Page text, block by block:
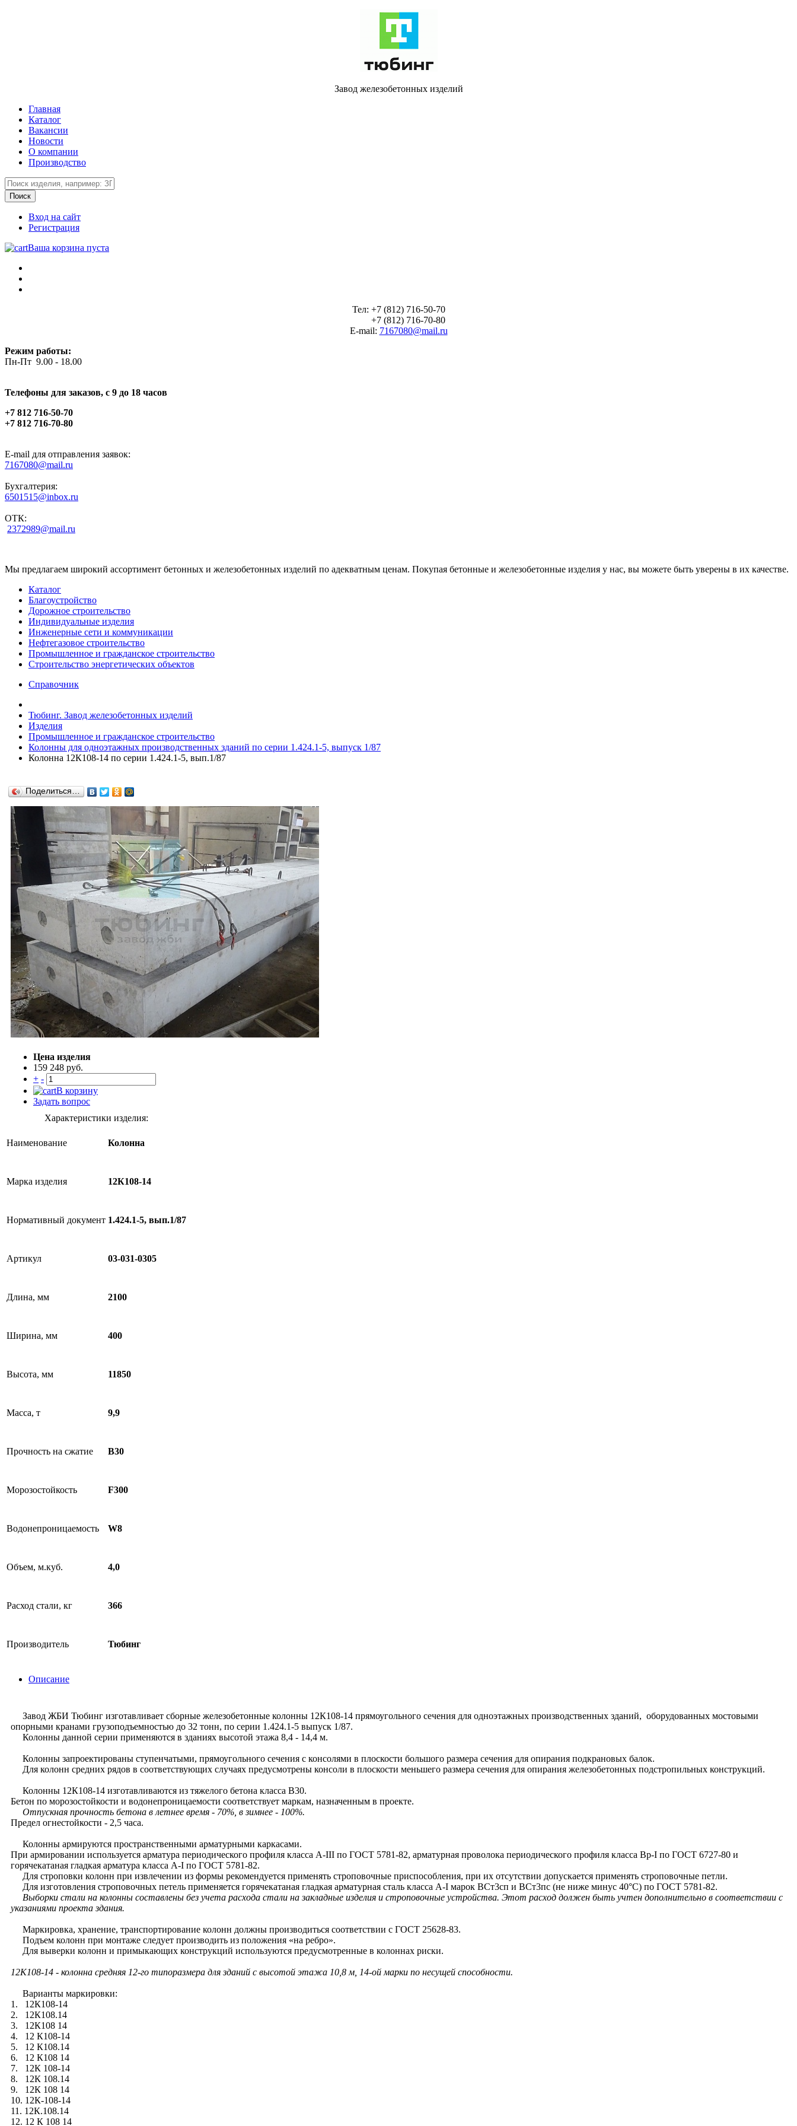
Завод железобетонных изделий
Главная
Каталог
Вакансии
Новости
О компании
Производство
Вход на сайт
Регистрация
Ваша корзина пуста
Тел: +7 (812) 716-50-70
+7 (812) 716-70-80
E-mail: 7167080@mail.ru
Режим работы:
Пн-Пт 9.00 - 18.00
Телефоны для заказов, c 9 до 18 часов
+7 812 716-50-70
+7 812 716-70-80
E-mail для отправления заявок:
7167080@mail.ru
Бухгалтерия:
6501515@inbox.ru
ОТК:
2372989@mail.ru
Мы предлагаем широкий ассортимент бетонных и железобетонных изделий по адекватным ценам. Покупая бетонные и железобетонные изделия у нас, вы можете быть уверены в их качестве.
Каталог
Благоустройство
Дорожное строительство
Индивидуальные изделия
Инженерные сети и коммуникации
Нефтегазовое строительство
Промышленное и гражданское строительство
Строительство энергетических объектов
Справочник
Тюбинг. Завод железобетонных изделий
Изделия
Промышленное и гражданское строительство
Колонны для одноэтажных производственных зданий по серии 1.424.1-5, выпуск 1/87
Колонна 12К108-14 по серии 1.424.1-5, вып.1/87
Поделиться…
Цена изделия
159 248 руб.
+ -
В корзину
Задать вопрос
Характеристики изделия:
Наименование Колонна
Марка изделия 12К108-14
Нормативный документ 1.424.1-5, вып.1/87
Артикул 03-031-0305
Длина, мм 2100
Ширина, мм 400
Высота, мм 11850
Масса, т 9,9
Прочность на сжатие B30
Морозостойкость F300
Водонепроницаемость W8
Объем, м.куб. 4,0
Расход стали, кг 366
Производитель Тюбинг
Описание
Завод ЖБИ Тюбинг изготавливает сборные железобетонные колонны 12К108-14 прямоугольного сечения для одноэтажных производственных зданий, оборудованных мостовыми
опорными кранами грузоподъемностью до 32 тонн, по серии 1.424.1-5 выпуск 1/87.
Колонны данной серии применяются в зданиях высотой этажа 8,4 - 14,4 м.
Колонны запроектированы ступенчатыми, прямоугольного сечения с консолями в плоскости большого размера сечения для опирания подкрановых балок.
Для колонн средних рядов в соответствующих случаях предусмотрены консоли в плоскости меньшего размера сечения для опирания железобетонных подстропильных конструкций.
Колонны 12К108-14 изготавливаются из тяжелого бетона класса В30.
Бетон по морозостойкости и водонепроницаемости соответствует маркам, назначенным в проекте.
Отпускная прочность бетона в летнее время - 70%, в зимнее - 100%.
Предел огнестойкости - 2,5 часа.
Колонны армируются пространственными арматурными каркасами.
При армировании используется арматура периодического профиля класса A-III по ГОСТ 5781-82, арматурная проволока периодического профиля класса Вр-I по ГОСТ 6727-80 и
горячекатаная гладкая арматура класса A-I по ГОСТ 5781-82.
Для строповки колонн при извлечении из формы рекомендуется применять строповочные приспособления, при их отсутствии допускается применять строповочные петли.
Для изготовления строповочных петель применяется горячекатаная гладкая арматурная сталь класса A-I марок ВСт3сп и ВСт3пс (не ниже минус 40°С) по ГОСТ 5781-82.
Выборки стали на колонны составлены без учета расхода стали на закладные изделия и строповочные устройства. Этот расход должен быть учтен дополнительно в соответствии с
указаниями проекта здания.
Маркировка, хранение, транспортирование колонн должны производиться соответствии с ГОСТ 25628-83.
Подъем колонн при монтаже следует производить из положения «на ребро».
Для выверки колонн и примыкающих конструкций используются предусмотренные в колоннах риски.
12К108-14 - колонна средняя 12-го типоразмера для зданий с высотой этажа 10,8 м, 14-ой марки по несущей способности.
Варианты маркировки:
1. 12К108-14
2. 12К108.14
3. 12К108 14
4. 12 К108-14
5. 12 К108.14
6. 12 К108 14
7. 12К 108-14
8. 12К 108.14
9. 12К 108 14
10. 12К-108-14
11. 12К.108.14
12. 12 К 108 14